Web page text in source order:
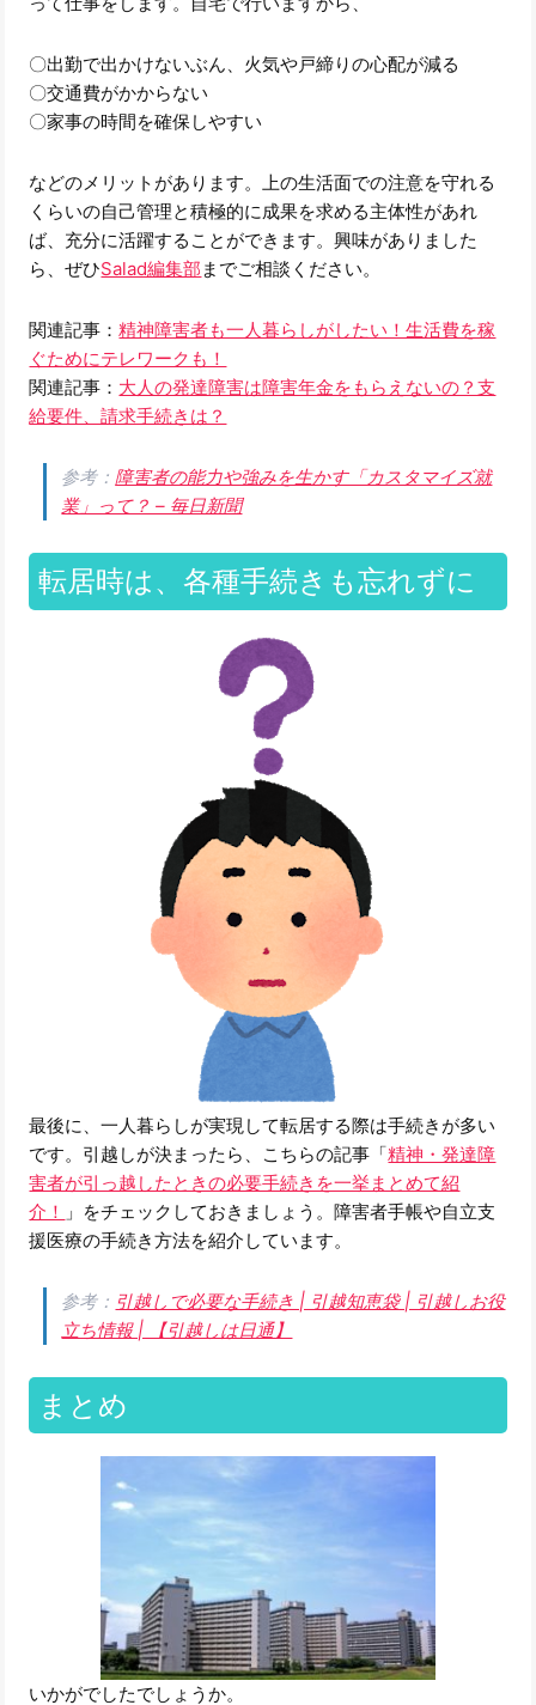
〇出勤で出かけないぶん、火気や戸締りの心配が減る
〇交通費がかからない
〇家事の時間を確保しやすい
などのメリットがあります。上の生活面での注意を守れる
くらいの自己管理と積極的に成果を求める主体性があれ
ば、充分に活躍することができます。興味がありました
ら、ぜひSalad編集部 までご相談ください。
関連記事：精神障害者も一人暮らしがしたい！生活費を稼
ぐためにテレワークも！
関連記事： 大人の発達障害は障害年金をもらえないの？支
給要件、請求手続きは？
参考：障害者の能力や強みを生かす「カスタマイズ就
業」って？ – 毎日新聞
転居時は、各種手続きも忘れずに
最後に、一人暮らしが実現して転居する際は手続きが多い
です。引越しが決まったら、こちらの記事「精神・発達障
害者が引っ越したときの必要手続きを一挙まとめて紹
介！ 」をチェックしておきましょう。障害者手帳や自立支
援医療の手続き方法を紹介しています。
参考： 引越しで必要な手続き | 引越知恵袋 | 引越しお役
立ち情報 | 【引越しは日通】
まとめ
いかがでしたでしょうか。